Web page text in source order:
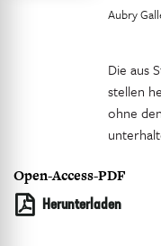
Aubry
Die aus
stellen
ohne
Open-Access-PDF
Herunterladen